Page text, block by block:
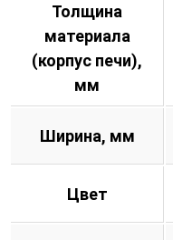
Толщина
материала
(корпус печи),
мм
Ширина, мм
Цвет